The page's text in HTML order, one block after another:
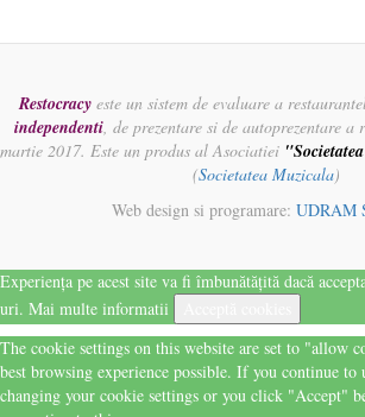
Restocracy este un sistem de evaluare a
independenti, de prezentare si de autoprezentare a
martie 2017. Este un produs al Asociatiei
(Societatea Muzicala)
Web design si programare: UDRAM
Experiența pe acest site va fi îmbunătățită dacă
uri. Mai multe informatii
The cookie settings on this website are set to "allow
best browsing experience possible. If you continue to
changing your cookie settings or you click "Accept"